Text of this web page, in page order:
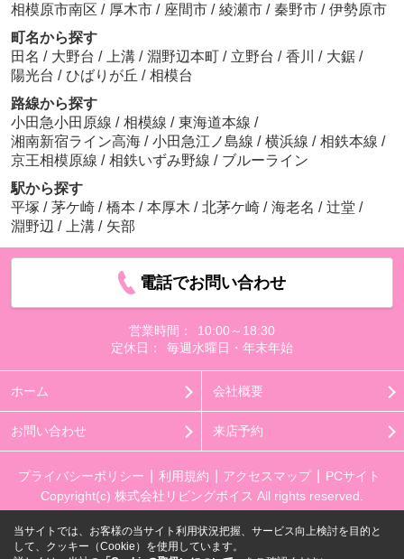
相模原市南区 / 厚木市 / 座間市 / 綾瀬市 / 秦野市 / 伊勢原市
町名から探す
田名 / 大野台 / 上溝 / 淵野辺本町 / 立野台 / 香川 / 大鋸 /
陽光台 / ひばりが丘 / 相模台
路線から探す
小田急小田原線 / 相模線 / 東海道本線 /
湘南新宿ライン高海 / 小田急江ノ島線 / 横浜線 / 相鉄本線 /
京王相模原線 / 相鉄いずみ野線 / ブルーライン
駅から探す
平塚 / 茅ケ崎 / 橋本 / 本厚木 / 北茅ケ崎 / 海老名 / 辻堂 /
淵野辺 / 上溝 / 矢部
電話でお問い合わせ
営業時間：
10:00～18:30
定休日：
毎週水曜日・年末年始
ホーム 会社概要
お問い合わせ 来店予約
プライバシーポリシー 利用規約 アクセスマップ
PCサイト
Copyright(c) 株式会社リビングボイス All rights reserved.
当サイトでは、お客様の当サイト利用状況把握、サービス向上検討を目的と
して、クッキー（Cookie）を使用しています。